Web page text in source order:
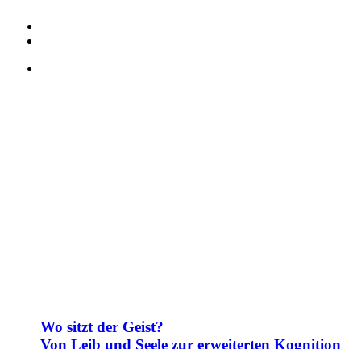
Wo sitzt der Geist?
Von Leib und Seele zur erweiterten Kognition